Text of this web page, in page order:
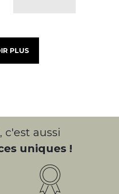
PLUS
c'est aussi
uniques !